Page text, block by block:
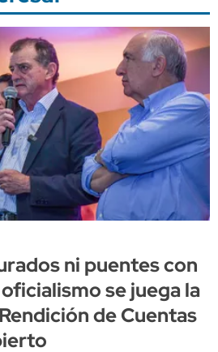
ni puentes con
se juega la
de Cuentas